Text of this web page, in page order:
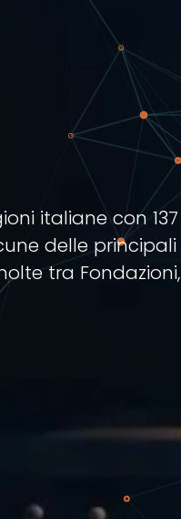
italiane con 137
delle principali
tra Fondazioni,